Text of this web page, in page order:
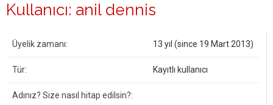
Kullanıcı: anil dennis
Üyelik zamanı: 13 yıl (since 19 Mart 2013)
Tür: Kayıtlı kullanıcı
Adınız? Size nasıl hitap edilsin?: